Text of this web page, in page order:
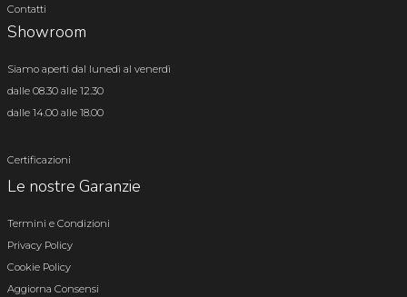
Contatti
Showroom
Siamo aperti dal lunedì al venerdì
dalle 08.30 alle 12.30
dalle 14.00 alle 18.00
Certificazioni
Le nostre Garanzie
Termini e Condizioni
Privacy Policy
Cookie Policy
Aggiorna Consensi